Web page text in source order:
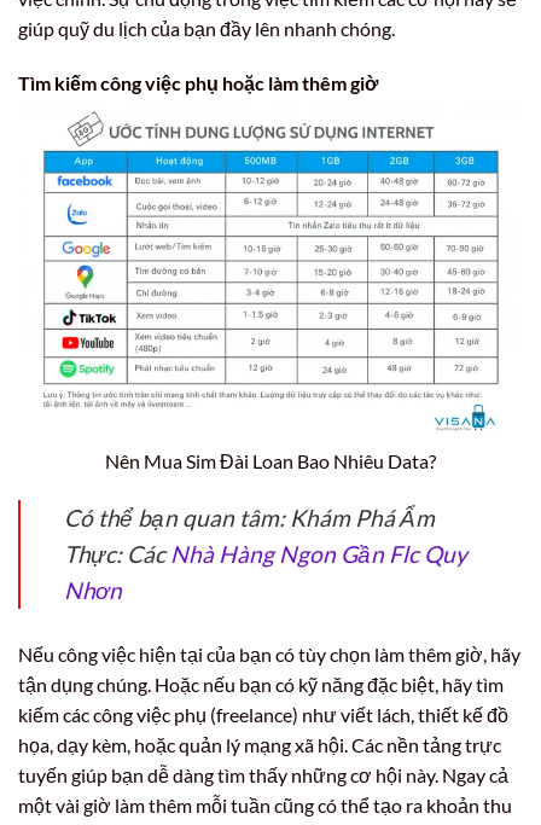
giúp quỹ du lịch của bạn đầy lên nhanh chóng.
Tìm kiếm công việc phụ hoặc làm thêm giờ
Nên Mua Sim Đài Loan Bao Nhiêu Data?
Có thể bạn quan tâm: Khám Phá Ẩm
Thực: CácNhà Hàng Ngon Gần Flc Quy
Nhơn
Nếu công việc hiện tại của bạn có tùy chọn làm thêm giờ, hãy
tận dụng chúng. Hoặc nếu bạn có kỹ năng đặc biệt, hãy tìm
kiếm các công việc phụ (freelance) như viết lách, thiết kế đồ
họa, dạy kèm, hoặc quản lý mạng xã hội. Các nền tảng trực
tuyến giúp bạn dễ dàng tìm thấy những cơ hội này. Ngay cả
một vài giờ làm thêm mỗi tuần cũng có thể tạo ra khoản thu